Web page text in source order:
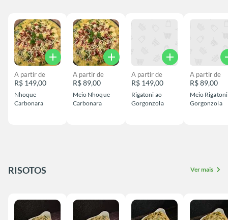
Nhoque
Carbonara
A partir de
R$ 149,00
add
Meio Nhoque
Carbonara
A partir de
R$ 89,00
add
Rigatoni ao
Gorgonzola
A partir de
R$ 149,00
add
Meio
Gorgonzola
A partir de
R$ 89,00
RISOTOS Ver mais chevron_right